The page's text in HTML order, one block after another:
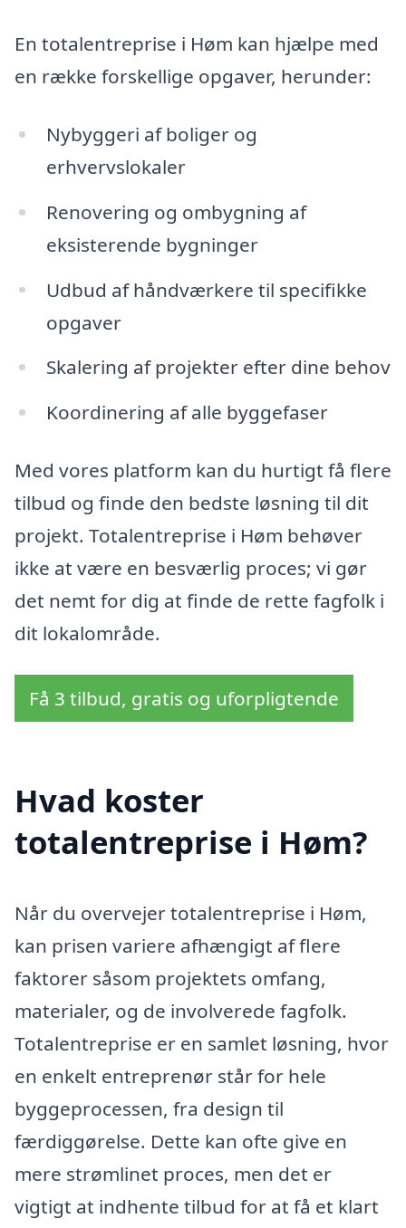
En totalentreprise i Høm kan hjælpe med
en række forskellige opgaver, herunder:
Nybyggeri af boliger og
erhvervslokaler
Renovering og ombygning af
eksisterende bygninger
Udbud af håndværkere til specifikke
opgaver
Skalering af projekter efter dine behov
Koordinering af alle byggefaser
Med vores platform kan du hurtigt få flere
tilbud og finde den bedste løsning til dit
projekt. Totalentreprise i Høm behøver
ikke at være en besværlig proces; vi gør
det nemt for dig at finde de rette fagfolk i
dit lokalområde.
Få 3 tilbud, gratis og uforpligtende
Hvad koster
totalentreprise i Høm?
Når du overvejer totalentreprise i Høm,
kan prisen variere afhængigt af flere
faktorer såsom projektets omfang,
materialer, og de involverede fagfolk.
Totalentreprise er en samlet løsning, hvor
en enkelt entreprenør står for hele
byggeprocessen, fra design til
færdiggørelse. Dette kan ofte give en
mere strømlinet proces, men det er
vigtigt at indhente tilbud for at få et klart